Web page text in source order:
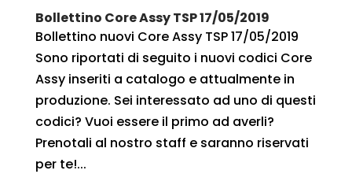
Bollettino Core Assy TSP 17/05/2019
Bollettino nuovi Core Assy TSP 17/05/2019
Sono riportati di seguito i nuovi codici Core
Assy inseriti a catalogo e attualmente in
produzione. Sei interessato ad uno di questi
codici? Vuoi essere il primo ad averli?
Prenotali al nostro staff e saranno riservati
per te!...